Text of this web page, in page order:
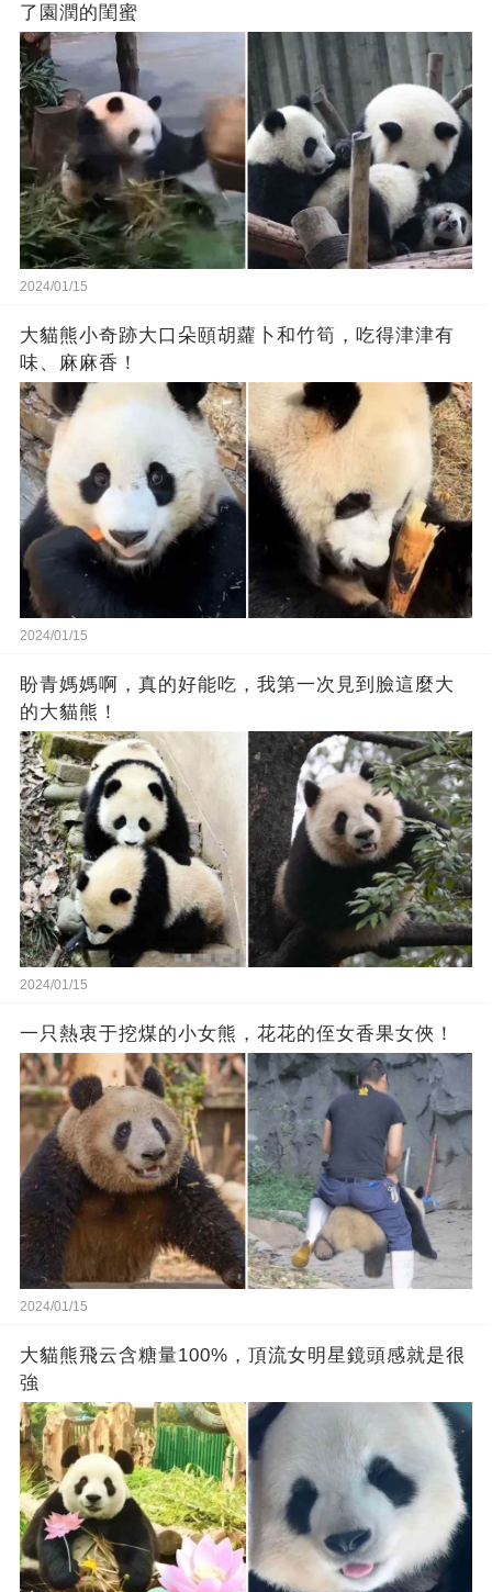
了園潤的閨蜜
2024/01/15
大貓熊小奇跡大口朵頤胡蘿卜和竹筍，吃得津津有
味、麻麻香！
2024/01/15
盼青媽媽啊，真的好能吃，我第一次見到臉這麼大
的大貓熊！
2024/01/15
一只熱衷于挖煤的小女熊，花花的侄女香果女俠！
2024/01/15
大貓熊飛云含糖量100%，頂流女明星鏡頭感就是很
強